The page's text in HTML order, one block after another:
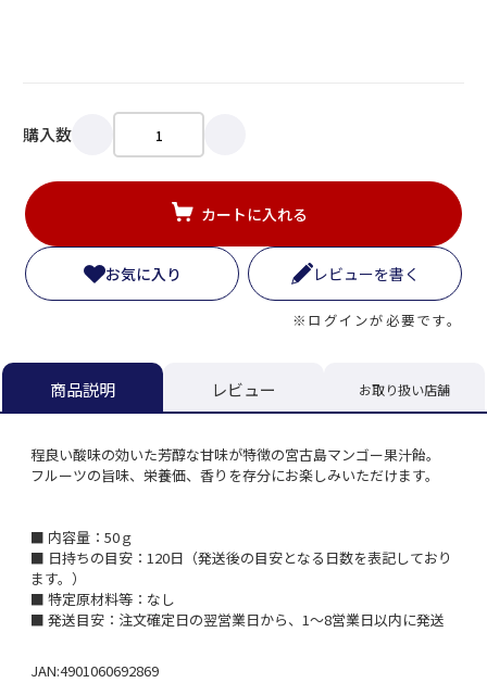
購入数
カートに入れる
お気に入り レビューを書く
※ログインが必要です。
商品説明 レビュー お取り扱い店舗
程良い酸味の効いた芳醇な甘味が特徴の宮古島マンゴー果汁飴。
フルーツの旨味、栄養価、香りを存分にお楽しみいただけます。
■ 内容量：50ｇ
■ 日持ちの目安：120日（発送後の目安となる日数を表記しており
ます。）
■ 特定原材料等：なし
■ 発送目安：注文確定日の翌営業日から、1～8営業日以内に発送
JAN:4901060692869